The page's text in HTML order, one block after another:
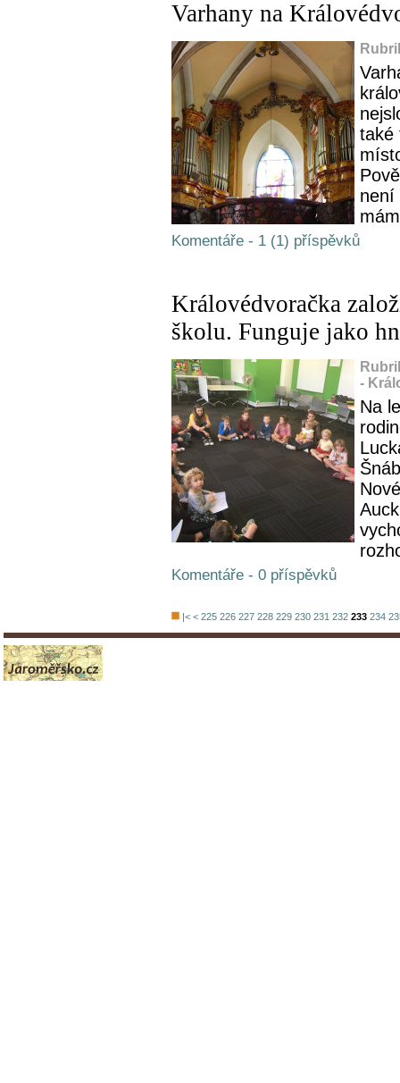
Varhany na
také
není
Komentáře - 1 (1) příspěvků
Královédvoračka
školu. Funguje jako
-
Na
Komentáře - 0 příspěvků
|< < 225 226 227 228 229 230 231 232 233 234